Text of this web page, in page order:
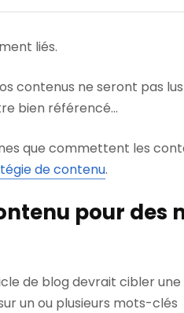
liés.
contenus ne seront pas lus
bien référencé…
que commettent les
de contenu.
pour des
de blog devrait cibler une
un ou plusieurs mots-clés